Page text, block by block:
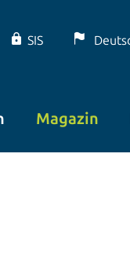
SIS
Magazin